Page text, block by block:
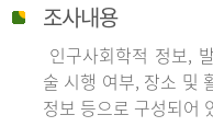
조사내용
인구사회학적 정보,
술 시행 여부, 장소 및
정보 등으로 구성되어